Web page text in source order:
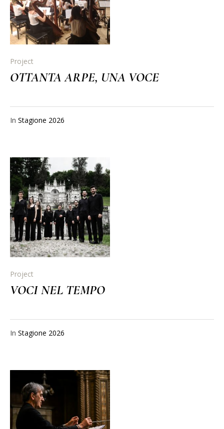
Project
OTTANTA ARPE, UNA VOCE
In Stagione 2026
Project
VOCI NEL TEMPO
In Stagione 2026